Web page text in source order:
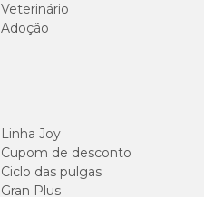
250g/kg
4.000mg/kg
Veterinário
Adoção
Linha Joy
Cupom de desconto
Ciclo das pulgas
Gran Plus